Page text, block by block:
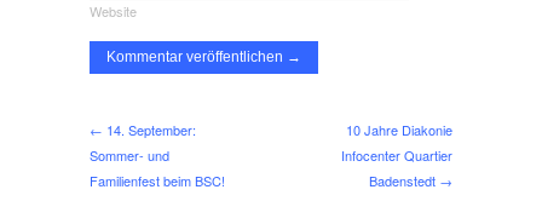
Website
← 14. September:
Sommer- und
Familienfest beim BSC!
10 Jahre Diakonie
Infocenter Quartier
Badenstedt →